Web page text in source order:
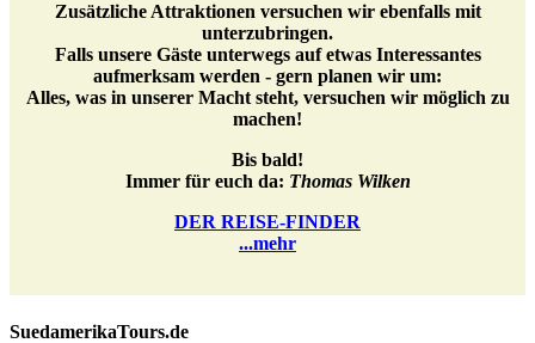
Zusätzliche Attraktionen versuchen wir ebenfalls mit
unterzubringen.
Falls unsere Gäste unterwegs auf etwas Interessantes
aufmerksam werden - gern planen wir um:
Alles, was in unserer Macht steht, versuchen wir möglich zu
machen!
Bis bald!
Immer für euch da: Thomas Wilken
DER REISE-FINDER
...mehr
SuedamerikaTours.de